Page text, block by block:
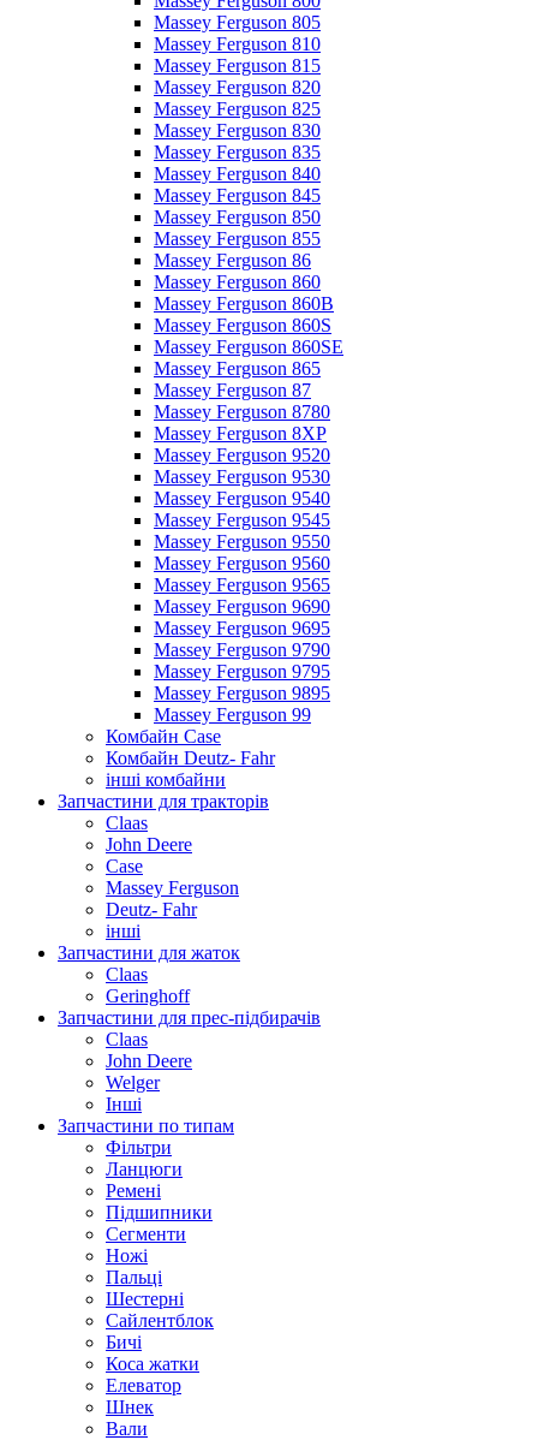
Massey Ferguson 805
Massey Ferguson 810
Massey Ferguson 815
Massey Ferguson 820
Massey Ferguson 825
Massey Ferguson 830
Massey Ferguson 835
Massey Ferguson 840
Massey Ferguson 845
Massey Ferguson 850
Massey Ferguson 855
Massey Ferguson 86
Massey Ferguson 860
Massey Ferguson 860B
Massey Ferguson 860S
Massey Ferguson 860SE
Massey Ferguson 865
Massey Ferguson 87
Massey Ferguson 8780
Massey Ferguson 8XP
Massey Ferguson 9520
Massey Ferguson 9530
Massey Ferguson 9540
Massey Ferguson 9545
Massey Ferguson 9550
Massey Ferguson 9560
Massey Ferguson 9565
Massey Ferguson 9690
Massey Ferguson 9695
Massey Ferguson 9790
Massey Ferguson 9795
Massey Ferguson 9895
Massey Ferguson 99
Комбайн Case
Комбайн Deutz- Fahr
інші комбайни
Запчастини для тракторів
Claas
John Deere
Case
Massey Ferguson
Deutz- Fahr
інші
Запчастини для жаток
Claas
Geringhoff
Запчастини для прес-підбирачів
Claas
John Deere
Welger
Інші
Запчастини по типам
Фільтри
Ланцюги
Ремені
Підшипники
Сегменти
Ножі
Пальці
Шестерні
Сайлентблок
Бичі
Коса жатки
Елеватор
Шнек
Вали